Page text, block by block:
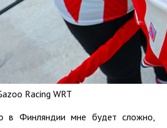
Racing WRT
в Финляндии мне будет сложно,